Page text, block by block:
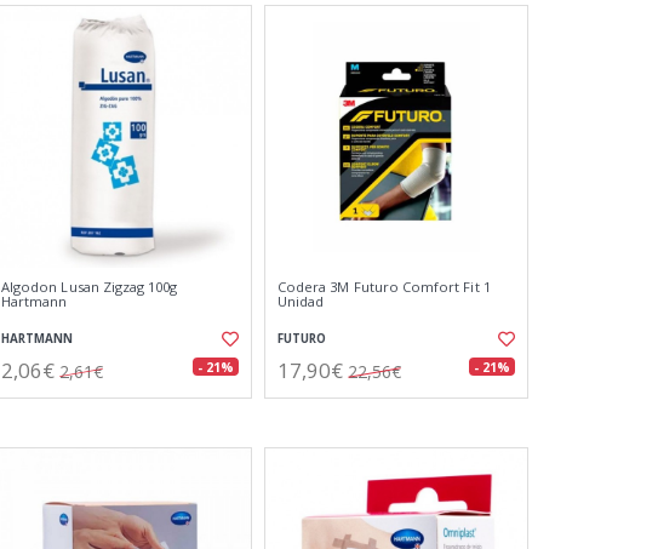
Algodon Lusan Zigzag 100g
Hartmann
HARTMANN
2,06€ 2,61€ - 21%
Codera 3M Futuro Comfort Fit 1
Unidad
FUTURO
17,90€ 22,56€ - 21%